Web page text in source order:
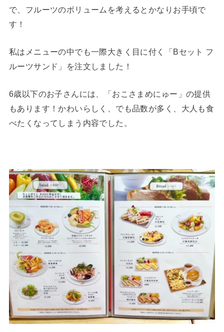
で、フルーツのボリュームを考えるとかなりお手頃で
す！
私はメニューの中でも一際大きく目に付く「Bセット フ
ルーツサンド」を注文しました！
6歳以下のお子さんには、「おこさまめにゅー」の提供
もあります！かわいらしく、でも品数が多く、大人も食
べたくなってしまう内容でした。